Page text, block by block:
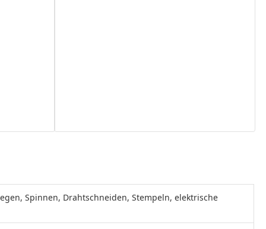
Spinnen, Drahtschneiden, Stempeln, elektrische